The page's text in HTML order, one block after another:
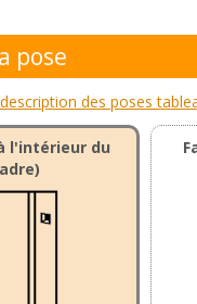
pose
des poses
l'intérieur du